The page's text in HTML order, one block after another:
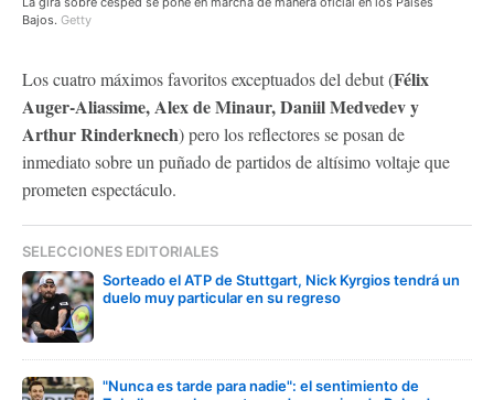
Bajos. Getty
Los cuatro máximos favoritos exceptuados del debut (Félix
Auger-Aliassime, Alex de Minaur, Daniil Medvedev y
Arthur Rinderknech) pero los reflectores se posan de
inmediato sobre un puñado de partidos de altísimo voltaje que
prometen espectáculo.
SELECCIONES EDITORIALES
Sorteado el ATP de Stuttgart, Nick Kyrgios tendrá un
duelo muy particular en su regreso
"Nunca es tarde para nadie": el sentimiento de